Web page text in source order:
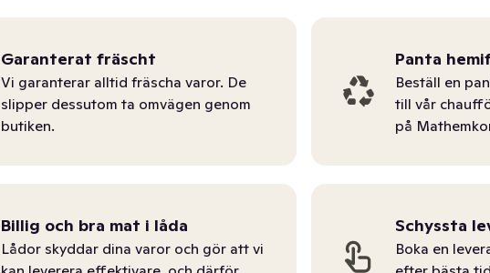
Garanterat fräscht
Vi garanterar alltid fräscha varor. De
slipper dessutom ta omvägen genom
butiken.
Panta
Beställ en
till vår
på
Billig och bra mat i låda
Lådor skyddar dina varor och gör att vi
Schyssta
Boka en